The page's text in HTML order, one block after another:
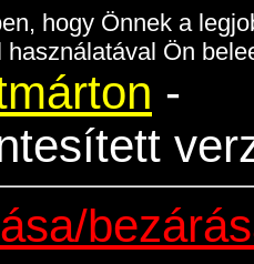
hogy Önnek a
használatával Ön
-